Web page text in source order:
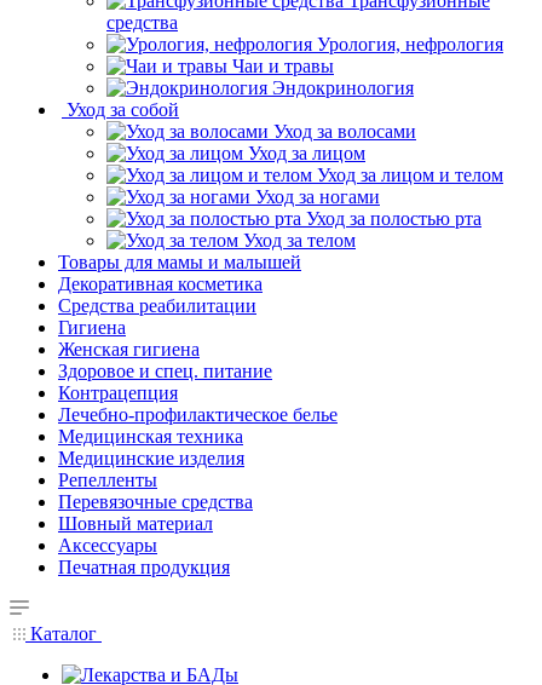
средства
Урология, нефрология
Чаи и травы
Эндокринология
Уход за собой
Уход за волосами
Уход за лицом
Уход за лицом и телом
Уход за ногами
Уход за полостью рта
Уход за телом
Товары для мамы и малышей
Декоративная косметика
Средства реабилитации
Гигиена
Женская гигиена
Здоровое и спец. питание
Контрацепция
Лечебно-профилактическое белье
Медицинская техника
Медицинские изделия
Репелленты
Перевязочные средства
Шовный материал
Аксессуары
Печатная продукция
Каталог